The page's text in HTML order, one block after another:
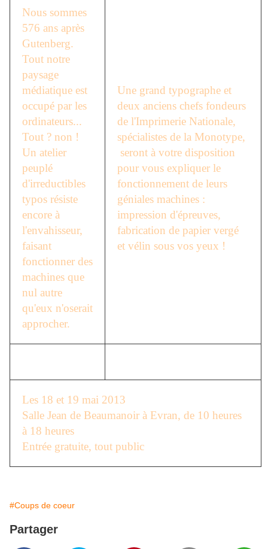
Nous sommes
576 ans après
Gutenberg.
Tout notre
paysage
médiatique est
occupé par les
ordinateurs...
Tout ? non !
Un atelier
peuplé
d'irreductibles
typos résiste
encore à
l'envahisseur,
faisant
fonctionner des
machines que
nul autre
qu'eux n'oserait
approcher.
Une grand typographe et
deux anciens chefs fondeurs
de l'Imprimerie Nationale,
spécialistes de la Monotype,
seront à votre disposition
pour vous expliquer le
fonctionnement de leurs
géniales machines :
impression d'épreuves,
fabrication de papier vergé
et vélin sous vos yeux !
Les 18 et 19 mai 2013
Salle Jean de Beaumanoir à Evran, de 10 heures
à 18 heures
Entrée gratuite, tout public
#Coups de coeur
Partager